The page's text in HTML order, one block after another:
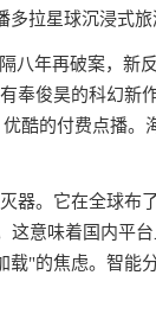
多拉星球沉浸式
八年再破案，
奉俊昊的科幻新
酷的付费点播
器。它在全球布
这意味着国内平
"的焦虑。智能